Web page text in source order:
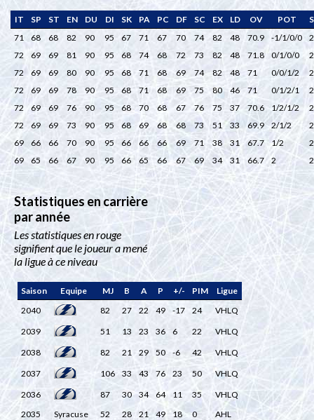
IT SP ST EN DU DI SK PA PC DF SC EX LD OV POT
71
68 68 82 90 95 67 71 67 70 74 82 48 70.9 -1/1/0/0
72
69 69 81 90 95 68 74 68 72 73 82 48 71.8 0/1/0/0
72
69 69 80 90 95 68 71 68 69 74 82 48 71 0/0/1/2
72
69 69 78 90 95 68 71 68 69 75 80 46 71 0/1/2/1
72
69 69 76 90 95 68 70 68 67 76 75 37 70.6 1/2/1/2
72
69 69 73 90 95 68 69 68 68 73 51 33 69.9 2/1/2
69
66 66 70 90 95 66 66 66 69 71 38 31 67.7 1/2
69
65 66 67 90 95 66 65 66 67 69 34 31 66.7 2
Statistiques en carrière
par année
Les statistiques en rouge
signifient que le joueur a mené
la ligue à ce niveau
Saison Equipe MJ B A P +/- PIM
Ligue
2040
82 27 22 49 -17 24
VHLQ
2039
51 13 23 36 6 22
VHLQ
2038
82 21 29 50 -6 42
VHLQ
2037
106 33 43 76 23 50
VHLQ
2036
87 30 34 64 11 35
VHLQ
2035
Syracuse 52 28 21 49 18 0
AHL